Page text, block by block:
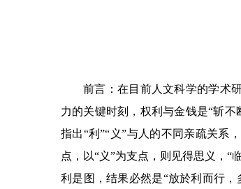
前言：在目前人文科学的学术
力的关键时刻，权利与金钱是“斩不
指出“利”“ 义”与人的不同亲疏关系
点，以“义”为支点，则见得思义，“
利是图，结果必然是“放於利而行，